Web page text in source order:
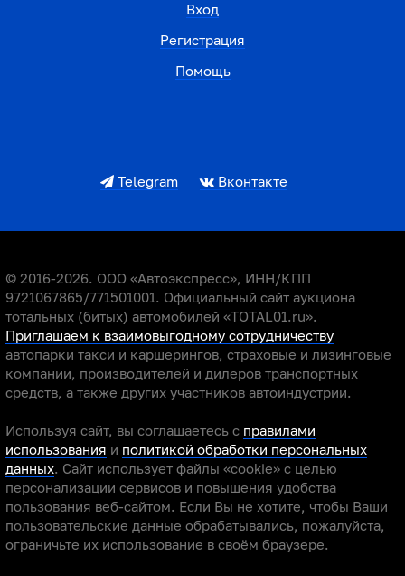
Вход
Регистрация
Помощь
Telegram Вконтакте
© 2016-2026. ООО «Автоэкспресс», ИНН/КПП
9721067865/771501001. Официальный сайт аукциона
тотальных (битых) автомобилей «TOTAL01.ru».
Приглашаем к взаимовыгодному сотрудничеству
автопарки такси и каршерингов, страховые и лизинговые
компании, производителей и дилеров транспортных
средств, а также других участников автоиндустрии.
Используя сайт, вы соглашаетесь с правилами
использования и политикой обработки персональных
данных. Сайт использует файлы «cookie» с целью
персонализации сервисов и повышения удобства
пользования веб-сайтом. Если Вы не хотите, чтобы Ваши
пользовательские данные обрабатывались, пожалуйста,
ограничьте их использование в своём браузере.